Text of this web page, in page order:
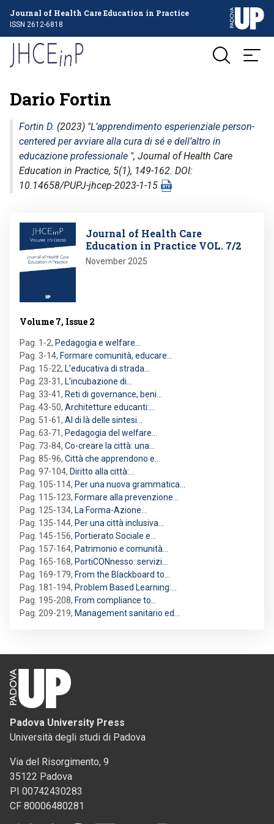
Journal of Health Care Education in Practice
ISSN 2612-6818
Dario Fortin
Fortin D. (2023) "L’apprendimento esperienziale person-
centered per avviare alla cura di sé e dell’altro in
educazione professionale ", Journal of Health Care
Education in Practice, 5(1), 149-162. DOI:
10.14658/PUPJ-jhcep-2023-1-15
Image
Journal of Health Care
Education in Practice VOL. 7/2
November 2025
Volume 7, Issue 2
Pag. 1-2, Pedagogia e welfare…
Pag. 3-14, Formare comunità, educare…
Pag. 15-22, L’educativa di strada…
Pag. 23-31, L’incubazione di…
Pag. 33-41, Reti di governance, beni…
Pag. 43-50, Architetture educanti:…
Pag. 51-61, Al di là delle sintesi…
Pag. 63-71, Pedagogia del welfare…
Pag. 73-84, Co-creare la città: una…
Pag. 85-96, Città che apprendono e…
Pag. 97-104, Diritto alla città:…
Pag. 105-114, Per una nuova grammatica…
Pag. 115-123, Formare alla prevenzione…
Pag. 125-134, La Forma-Azione…
Pag. 135-144, Per una città inclusiva…
Pag. 145-156, Portierato Sociale e…
Pag. 157-164, Patrimonio e comunità…
Pag. 165-168, PortiCONnesso: servizi…
Pag. 169-179, From the Blackboard to…
Pag. 181-194, Problem Based Learning:…
Pag. 195-208, From compliance to…
Pag. 209-219, Management sanitario ed…
Padova University Press
Università degli studi di Padova
Via del Risorgimento, 9
35122 Padova
PI 00742430283
CF 80006480281